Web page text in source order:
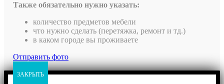
Также обязательно нужно указать:
количество предметов мебели
что нужно сделать (перетяжка, ремонт и тд.)
в каком городе вы проживаете
Отправить фото
ЗАКРЫТЬ